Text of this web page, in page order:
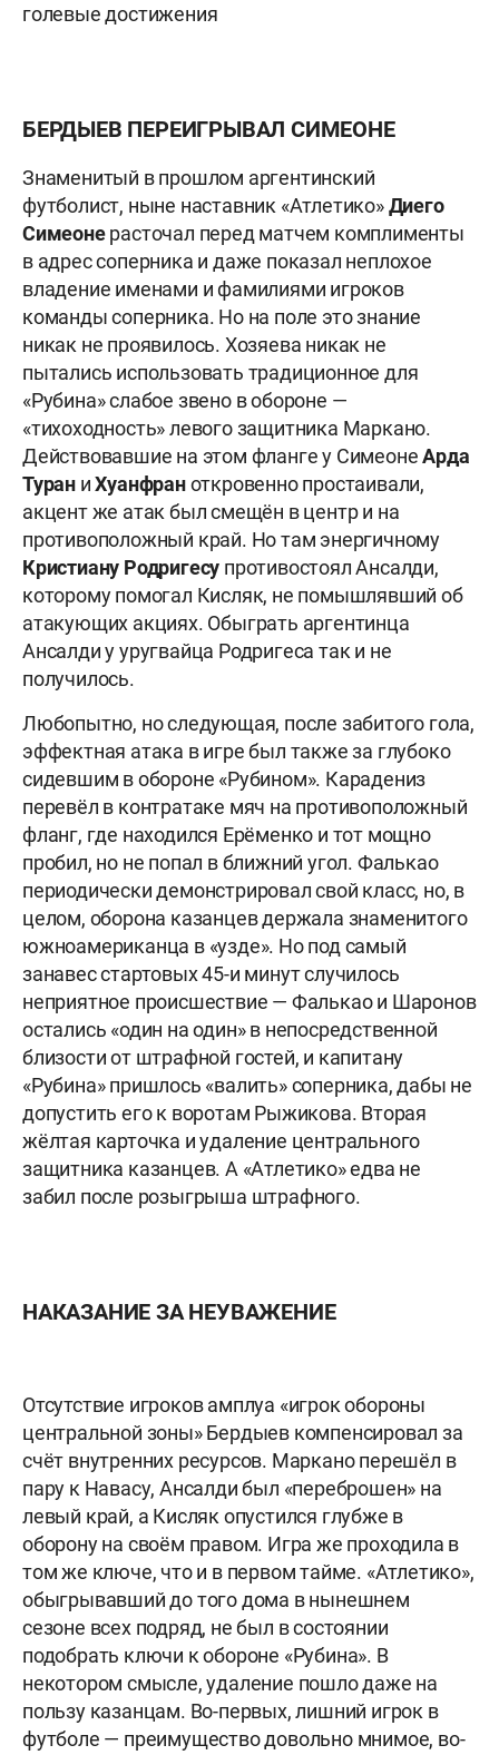
голевые достижения
БЕРДЫЕВ ПЕРЕИГРЫВАЛ СИМЕОНЕ
Знаменитый в прошлом аргентинский
футболист, ныне наставник «Атлетико»Диего
Симеонерасточал перед матчем комплименты
в адрес соперника и даже показал неплохое
владение именами и фамилиями игроков
команды соперника. Но на поле это знание
никак не проявилось. Хозяева никак не
пытались использовать традиционное для
«Рубина» слабое звено в обороне —
«тихоходность» левого защитника Маркано.
Действовавшие на этом фланге у СимеонеАрда
Туран иХуанфраноткровенно простаивали,
акцент же атак был смещён в центр и на
противоположный край. Но там энергичному
Кристиану Родригесу противостоял Ансалди,
которому помогал Кисляк, не помышлявший об
атакующих акциях. Обыграть аргентинца
Ансалди у уругвайца Родригеса так и не
получилось.
Любопытно, но следующая, после забитого гола,
эффектная атака в игре был также за глубоко
сидевшим в обороне «Рубином». Карадениз
перевёл в контратаке мяч на противоположный
фланг, где находился Ерёменко и тот мощно
пробил, но не попал в ближний угол. Фалькао
периодически демонстрировал свой класс, но, в
целом, оборона казанцев держала знаменитого
южноамериканца в «узде». Но под самый
занавес стартовых 45-и минут случилось
неприятное происшествие — Фалькао и Шаронов
остались «один на один» в непосредственной
близости от штрафной гостей, и капитану
«Рубина» пришлось «валить» соперника, дабы не
допустить его к воротам Рыжикова. Вторая
жёлтая карточка и удаление центрального
защитника казанцев. А «Атлетико» едва не
забил после розыгрыша штрафного.
НАКАЗАНИЕ ЗА НЕУВАЖЕНИЕ
Отсутствие игроков амплуа «игрок обороны
центральной зоны» Бердыев компенсировал за
счёт внутренних ресурсов. Маркано перешёл в
пару к Навасу, Ансалди был «переброшен» на
левый край, а Кисляк опустился глубже в
оборону на своём правом. Игра же проходила в
том же ключе, что и в первом тайме. «Атлетико»,
обыгрывавший до того дома в нынешнем
сезоне всех подряд, не был в состоянии
подобрать ключи к обороне «Рубина». В
некотором смысле, удаление пошло даже на
пользу казанцам. Во-первых, лишний игрок в
футболе — преимущество довольно мнимое, во-